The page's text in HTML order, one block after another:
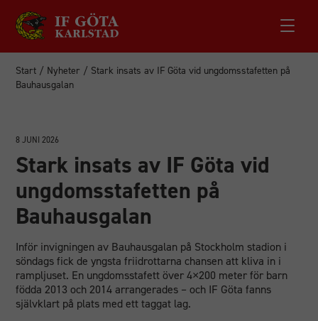
Start / Nyheter / Stark insats av IF Göta vid ungdomsstafetten på
Bauhausgalan
8 JUNI 2026
Stark insats av IF Göta vid
ungdomsstafetten på
Bauhausgalan
Inför invigningen av Bauhausgalan på Stockholm stadion i
söndags fick de yngsta friidrottarna chansen att kliva in i
rampljuset. En ungdomsstafett över 4×200 meter för barn
födda 2013 och 2014 arrangerades – och IF Göta fanns
självklart på plats med ett taggat lag.